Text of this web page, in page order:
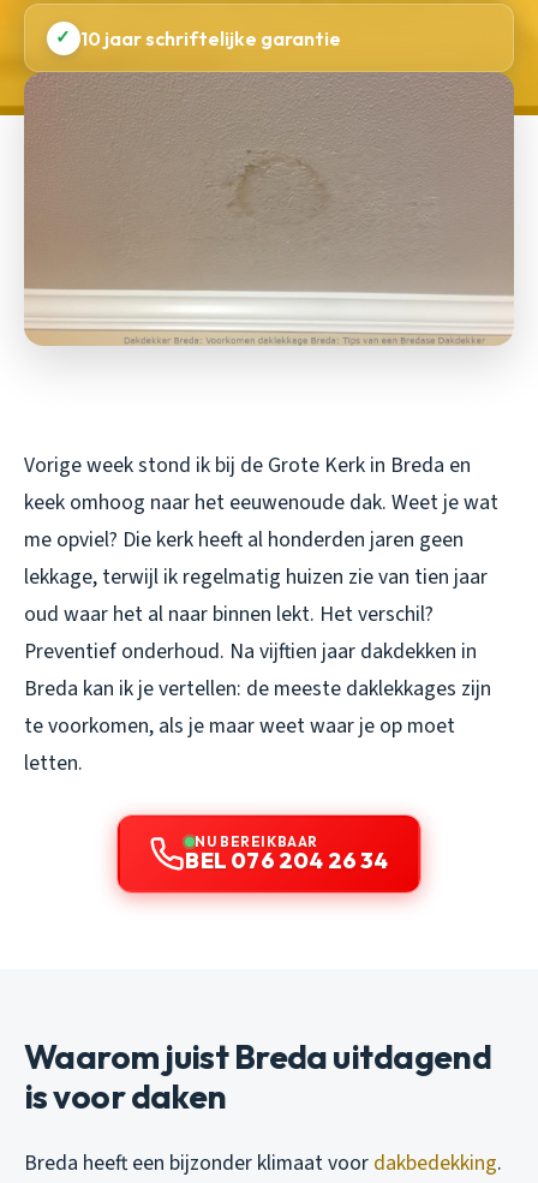
✓ 10 jaar schriftelijke garantie
Vorige week stond ik bij de Grote Kerk in Breda en
keek omhoog naar het eeuwenoude dak. Weet je wat
me opviel? Die kerk heeft al honderden jaren geen
lekkage, terwijl ik regelmatig huizen zie van tien jaar
oud waar het al naar binnen lekt. Het verschil?
Preventief onderhoud. Na vijftien jaar dakdekken in
Breda kan ik je vertellen: de meeste daklekkages zijn
te voorkomen, als je maar weet waar je op moet
letten.
NU BEREIKBAAR
BEL 076 204 26 34
Waarom juist Breda uitdagend
is voor daken
Breda heeft een bijzonder klimaat voor dakbedekking.